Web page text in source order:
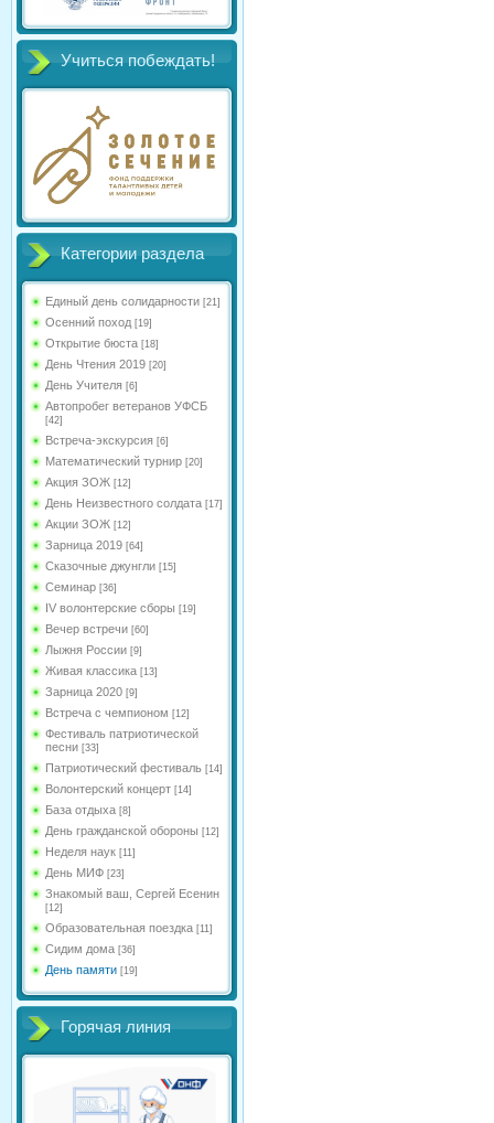
Учиться побеждать!
Категории раздела
Единый день солидарности [21]
Осенний поход [19]
Открытие бюста [18]
День Чтения 2019 [20]
День Учителя [6]
Автопробег ветеранов УФСБ
[42]
Встреча-экскурсия [6]
Математический турнир [20]
Акция ЗОЖ [12]
День Неизвестного солдата [17]
Акции ЗОЖ [12]
Зарница 2019 [64]
Сказочные джунгли [15]
Семинар [36]
IV волонтерские сборы [19]
Вечер встречи [60]
Лыжня России [9]
Живая классика [13]
Зарница 2020 [9]
Встреча с чемпионом [12]
Фестиваль патриотической
песни [33]
Патриотический фестиваль [14]
Волонтерский концерт [14]
База отдыха [8]
День гражданской обороны [12]
Неделя наук [11]
День МИФ [23]
Знакомый ваш, Сергей Есенин
[12]
Образовательная поездка [11]
Сидим дома [36]
День памяти [19]
Горячая линия